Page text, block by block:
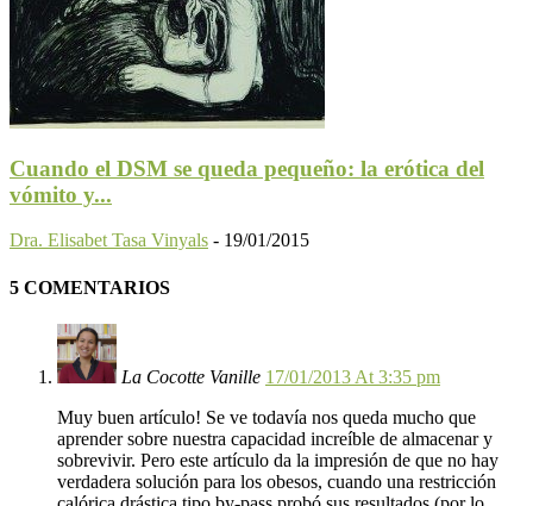
Cuando el DSM se queda pequeño: la erótica del
vómito y...
Dra. Elisabet Tasa Vinyals - 19/01/2015
5 COMENTARIOS
La Cocotte Vanille 17/01/2013 At 3:35 pm
Muy buen artículo! Se ve todavía nos queda mucho que
aprender sobre nuestra capacidad increíble de almacenar y
sobrevivir. Pero este artículo da la impresión de que no hay
verdadera solución para los obesos, cuando una restricción